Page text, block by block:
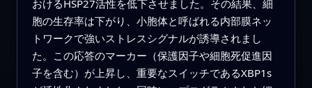
おけるHSP27活性を低下させました。その結果、細
胞の生存率は下がり、小胞体と呼ばれる内部膜ネッ
トワークで強いストレスシグナルが誘導されまし
た。この応答のマーカー（保護因子や細胞死促進因
子を含む）が上昇し、重要なスイッチであるXBP1s